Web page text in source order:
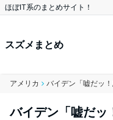
ほぼIT系のまとめサイト！
スズメまとめ
アメリカ
バイデン「嘘だッ